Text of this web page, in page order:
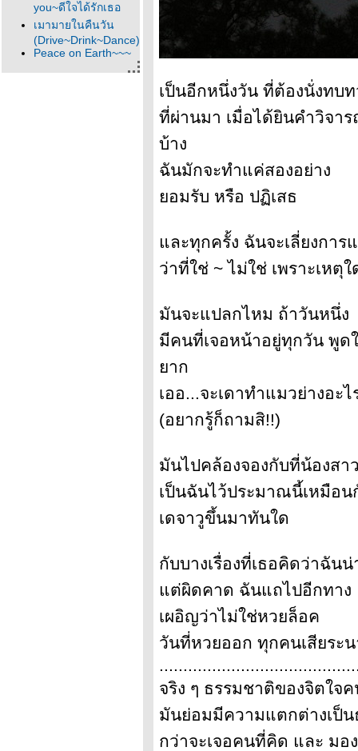
you~ดีใจได้รักเธอ
เมามายในคืนวัน
(Drive~Drink~Dance)
Peace on Earth~~~
เป็นอีกหนึ่งวัน ที่ต้องนั่งทบ
ที่ผ่านมา เมื่อได้ยินคำวิจา
บ้าง
ฉันมักจะทำแค่สองอย่าง
อมรับ หรือ ปฏิเสธ
ละทุกครั้ง ฉันจะเลี่ยงการ
ว่าที่ใช่ ~ ไม่ใช่ เพราะเหตุใ
มันจะแปลกไหม ถ้าวันหนึ่ง
มีคนที่เจอหน้าอยู่ทุกวัน พูด
าก
เออ...จะเดาทำแมวย่างอะไ
(อยากรู้ก็ถามสิ!!)
มันไปคล้องจองกับที่น้องสา
เป็นฉันไว้ประมาณนี้เหมือน
เดจาวูขึ้นมาทันใด
กับบางเรื่องที่เธอคิดว่าฉัน
ต่ผิดคาด ฉันแถไปอีกทาง
เผอิญว่าไม่ใช่หวยล็อค
วันที่หวยออก ทุกคนเสียระน
จริง ๆ ธรรมชาติของจิตใจค
มันย่อมมีความแตกต่างเป็น
กว่าจะเจอคนที่คิด และ ม